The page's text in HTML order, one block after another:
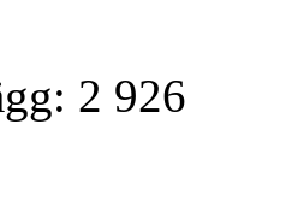
2 926